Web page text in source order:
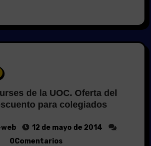
de la UOC. Oferta del
para colegiados
12 de mayo de 2014
0Comentarios